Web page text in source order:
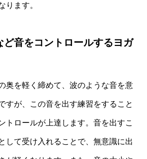
ります。
ど音をコントロールするヨガ
奥を軽く締めて、波のような音を意
すが、この音を出す練習をすること
トロールが上達します。音を出すこ
して受け入れることで、無意識に出